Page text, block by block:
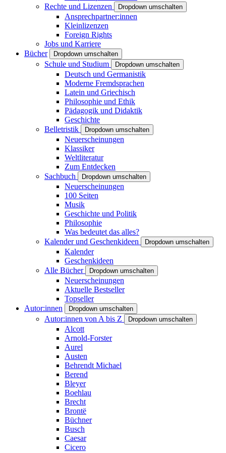
Rechte und Lizenzen
Dropdown umschalten
Ansprechpartner:innen
Kleinlizenzen
Foreign Rights
Jobs und Karriere
Bücher
Dropdown umschalten
Schule und Studium Dropdown umschalten
Deutsch und Germanistik
Moderne Fremdsprachen
Latein und Griechisch
Philosophie und Ethik
Pädagogik und Didaktik
Geschichte
Belletristik
Dropdown umschalten
Neuerscheinungen
Klassiker
Weltliteratur
Zum Entdecken
Sachbuch
Dropdown umschalten
Neuerscheinungen
100 Seiten
Musik
Geschichte und Politik
Philosophie
Was bedeutet das alles?
Kalender und Geschenkideen
Dropdown umschalten
Kalender
Geschenkideen
Alle Bücher
Dropdown umschalten
Neuerscheinungen
Aktuelle Bestseller
Topseller
Autor:innen
Dropdown umschalten
Autor:innen von A bis Z Dropdown umschalten
Alcott
Arnold-Forster
Aurel
Austen
Behrendt Michael
Berend
Bleyer
Boehlau
Brecht
Brontë
Büchner
Busch
Caesar
Cicero